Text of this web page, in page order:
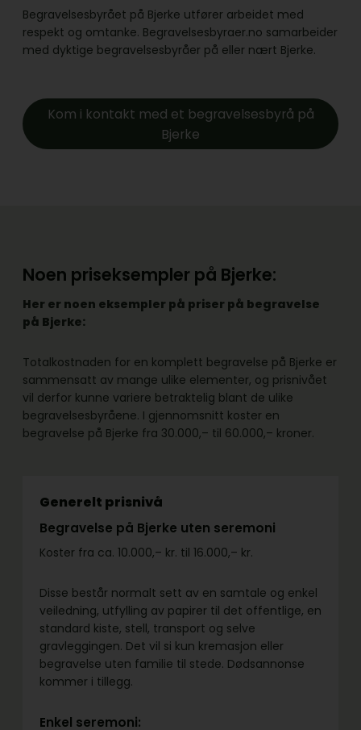
Begravelsesbyrået på Bjerke utfører arbeidet med
respekt og omtanke. Begravelsesbyraer.no samarbeider
med dyktige begravelsesbyråer på eller nært Bjerke.
Kom i kontakt med et begravelsesbyrå på
Bjerke
Noen priseksempler på Bjerke:
Her er noen eksempler på priser på begravelse
på Bjerke:
Totalkostnaden for en komplett begravelse på Bjerke er
sammensatt av mange ulike elementer, og prisnivået
vil derfor kunne variere betraktelig blant de ulike
begravelsesbyråene. I gjennomsnitt koster en
begravelse på Bjerke fra 30.000,– til 60.000,– kroner.
Generelt prisnivå
Begravelse på Bjerke uten seremoni
Koster fra ca. 10.000,– kr. til 16.000,– kr.
Disse består normalt sett av en samtale og enkel
veiledning, utfylling av papirer til det offentlige, en
standard kiste, stell, transport og selve
gravleggingen. Det vil si kun kremasjon eller
begravelse uten familie til stede. Dødsannonse
kommer i tillegg.
Enkel seremoni: